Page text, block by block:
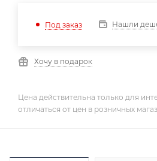
Под заказ Нашли
Хочу в подарок
Цена действительна только для
отличаться от цен в розничных